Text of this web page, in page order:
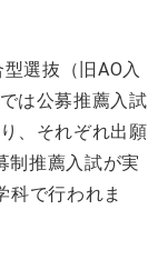
選抜（旧AO入
は公募推薦入試
、それぞれ出願
制推薦入試が実
科で行われま